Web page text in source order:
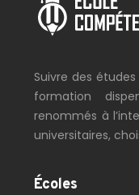
Suivre des
formation
renommés à
universitaires,
Écoles